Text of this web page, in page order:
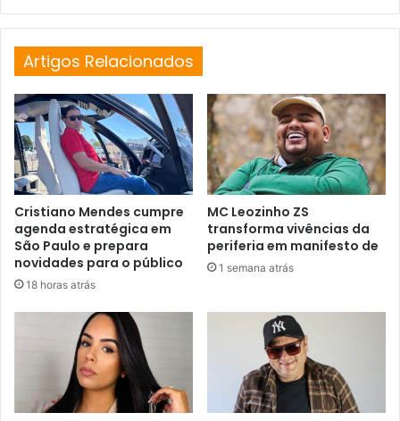
Artigos Relacionados
Cristiano Mendes cumpre
agenda estratégica em
São Paulo e prepara
novidades para o público
18 horas atrás
MC Leozinho ZS
transforma vivências da
periferia em manifesto de
1 semana atrás